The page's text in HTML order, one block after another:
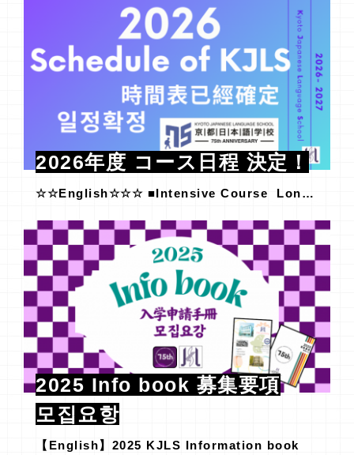
2026年度 コース日程 決定！
☆☆English☆☆☆ ■Intensive Course Lon…
2025 Info book 募集要項
모집요항
【English】2025 KJLS Information book